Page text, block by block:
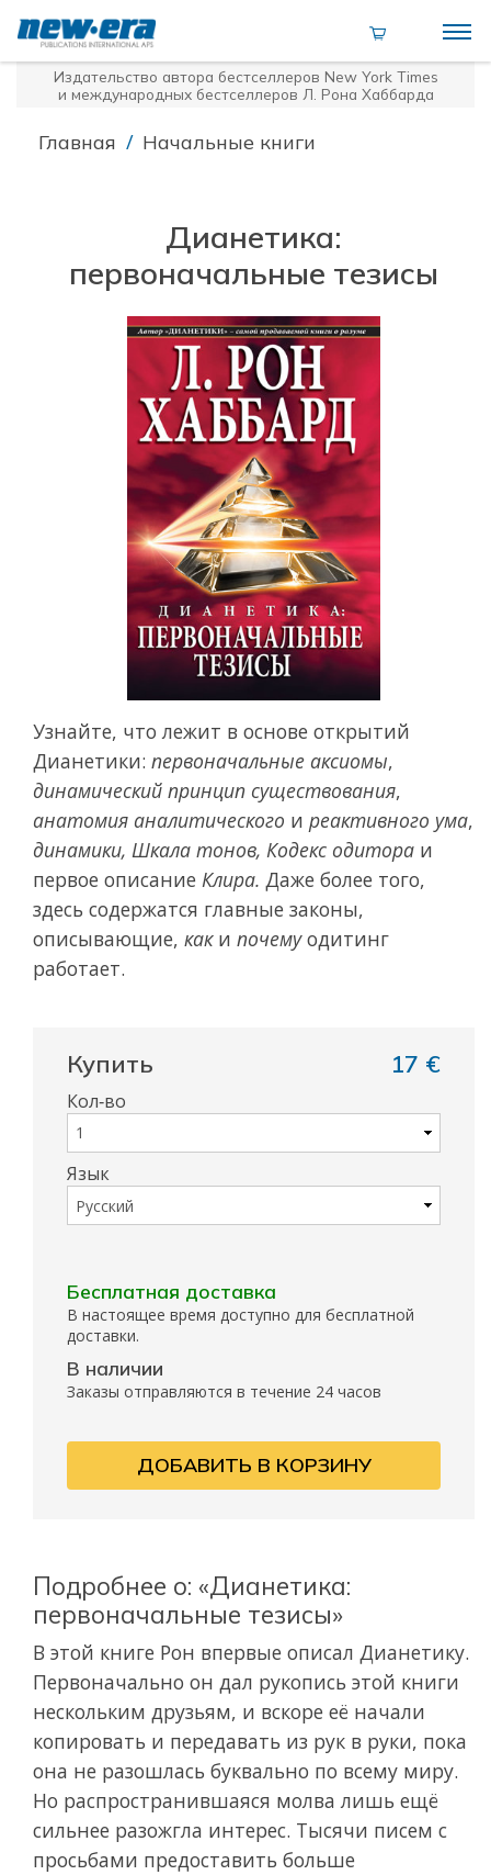
Издательство автора бестселлеров New York Times
и международных бестселлеров Л. Рона Хаббарда
Главная / Начальные книги
Дианетика:
первоначальные тезисы
Узнайте, что лежит в основе открытий
Дианетики: первоначальные аксиомы,
динамический принцип существования,
анатомия аналитического и реактивного ума,
динамики, Шкала тонов, Кодекс одитора и
первое описание Клира. Даже более того,
здесь содержатся главные законы,
описывающие, каки почемуодитинг
работает.
Купить 17 €
Кол‑во
Язык
Бесплатная доставка
В настоящее время доступно для бесплатной
доставки.
В наличии
Заказы отправляются в течение 24 часов
ДОБАВИТЬ В КОРЗИНУ
Подробнее о: «Дианетика:
первоначальные тезисы»
В этой книге Рон впервые описал Дианетику.
Первоначально он дал рукопись этой книги
нескольким друзьям, и вскоре её начали
копировать и передавать из рук в руки, пока
она не разошлась буквально по всему миру.
Но распространившаяся молва лишь ещё
сильнее разожгла интерес. Тысячи писем с
просьбами предоставить больше